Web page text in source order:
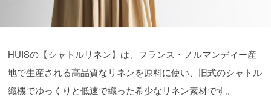
HUISの【シャトルリネン】は、フランス・ノルマンディー産
地で生産される高品質なリネンを原料に使い、旧式のシャトル
織機でゆっくりと低速で織った希少なリネン素材です。